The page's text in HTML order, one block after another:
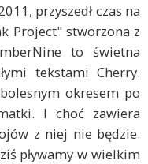
przyszedł czas na
Project" stworzona z
to świetna
tekstami Cherry.
okresem po
I choć zawiera
z niej nie będzie.
pływamy w wielkim